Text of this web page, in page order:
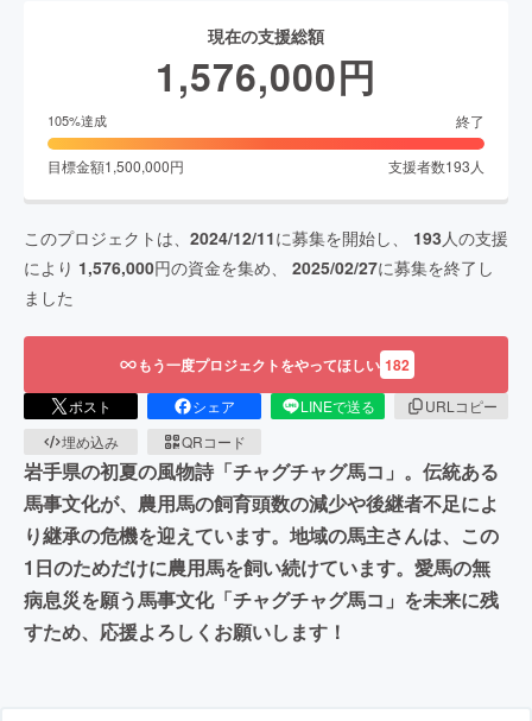
現在の支援総額
1,576,000円
105%達成 終了
目標金額1,500,000円 支援者数193 人
このプロジェクトは、 2024/12/11に募集を開始し、 193 人の支援
により 1,576,000円の資金を集め、 2025/02/27に募集を終了し
ました
もう一度プロジェクトをやってほしい 182
ポスト シェア LINEで送る
URLコピー
埋め込み
QRコード
岩手県の初夏の風物詩「チャグチャグ馬コ」。伝統ある
馬事文化が、農用馬の飼育頭数の減少や後継者不足によ
り継承の危機を迎えています。地域の馬主さんは、この
1日のためだけに農用馬を飼い続けています。愛馬の無
病息災を願う馬事文化「チャグチャグ馬コ」を未来に残
すため、応援よろしくお願いします！